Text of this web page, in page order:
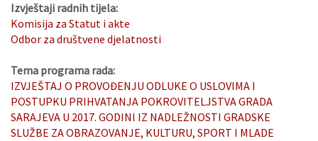
Izvještaji radnih tijela:
Komisija za Statut i akte
Odbor za društvene djelatnosti
Tema programa rada:
IZVJEŠTAJ O PROVOĐENJU ODLUKE O USLOVIMA I
POSTUPKU PRIHVATANJA POKROVITELJSTVA GRADA
SARAJEVA U 2017. GODINI IZ NADLEŽNOSTI GRADSKE
SLUŽBE ZA OBRAZOVANJE, KULTURU, SPORT I MLADE